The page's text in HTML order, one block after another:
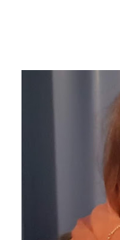
desumano que